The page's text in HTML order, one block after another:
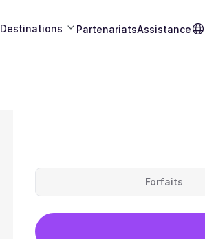
Destinations PartenariatsAssistance
Forfaits